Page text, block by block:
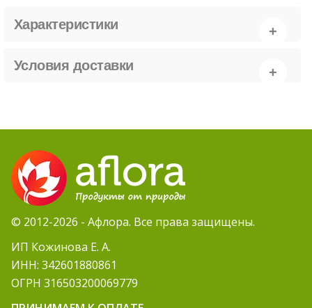
Характеристики
Условия доставки
© 2012-2026 - Афлора. Все права защищены.
ИП Кожинова Е. А.
ИНН: 342601880861
ОГРН 316503200069779